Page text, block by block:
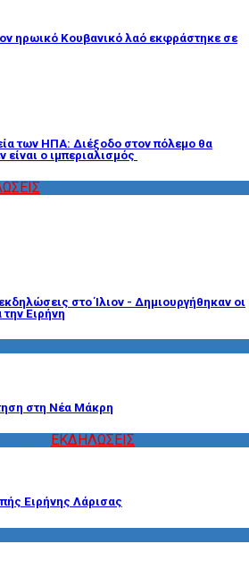
ηρωικό Κουβανικό λαό εκφράστηκε σε
των ΗΠΑ: Διέξοδο στον πόλεμο θα
ο ιμπεριαλισμός
εκδηλώσεις στο Ίλιον - Δημιουργήθηκαν οι
την Ειρήνη
στη Νέα Μάκρη
ΕΚΔΗΛΩΣΕΙΣ
Ειρήνης Λάρισας